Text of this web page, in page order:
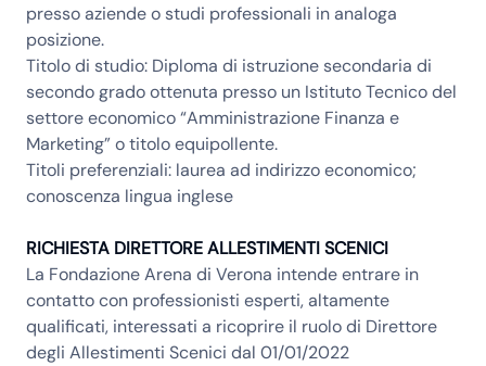
presso aziende o studi professionali in analoga
posizione.
Titolo di studio: Diploma di istruzione secondaria di
secondo grado ottenuta presso un Istituto Tecnico del
settore economico “Amministrazione Finanza e
Marketing” o titolo equipollente.
Titoli preferenziali: laurea ad indirizzo economico;
conoscenza lingua inglese
RICHIESTA DIRETTORE ALLESTIMENTI SCENICI
La Fondazione Arena di Verona intende entrare in
contatto con professionisti esperti, altamente
qualificati, interessati a ricoprire il ruolo di Direttore
degli Allestimenti Scenici dal 01/01/2022